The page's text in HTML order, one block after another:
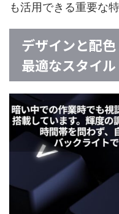
も活用できる重要な特
デザインと配
最適なスタイル